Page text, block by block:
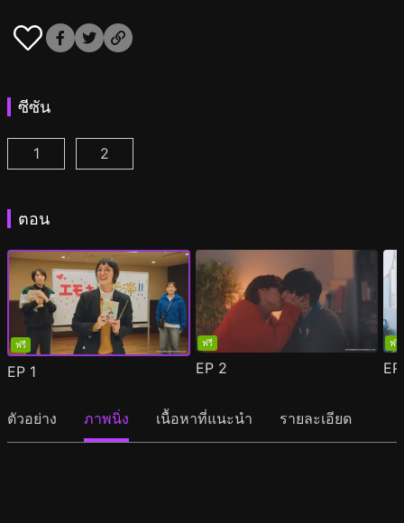
ซีซัน
ผมกลายเป็นซุป'ตาร์วาย ตอนที่ 1
1 ผมกลายเป็นซุป'ตาร์วาย ซีซั่น 2 ตอนที่ 1
2
ตอน
ฟรี
EP 1
ฟรี
EP 2
ฟรี
ตัวอย่าง ภาพนิ่ง เนื้อหาที่แนะนำ รายละเอียด